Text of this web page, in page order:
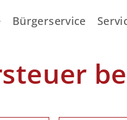
Bürgerservice